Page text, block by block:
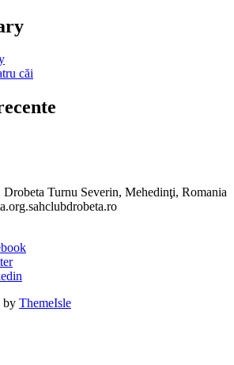
căi
Turnu Severin, Mehedinţi, Romania
by ThemeIsle